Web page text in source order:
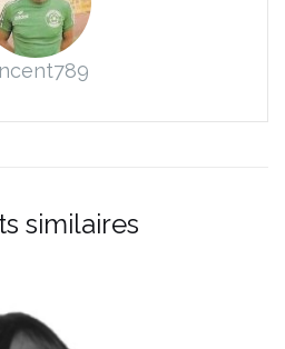
similaires